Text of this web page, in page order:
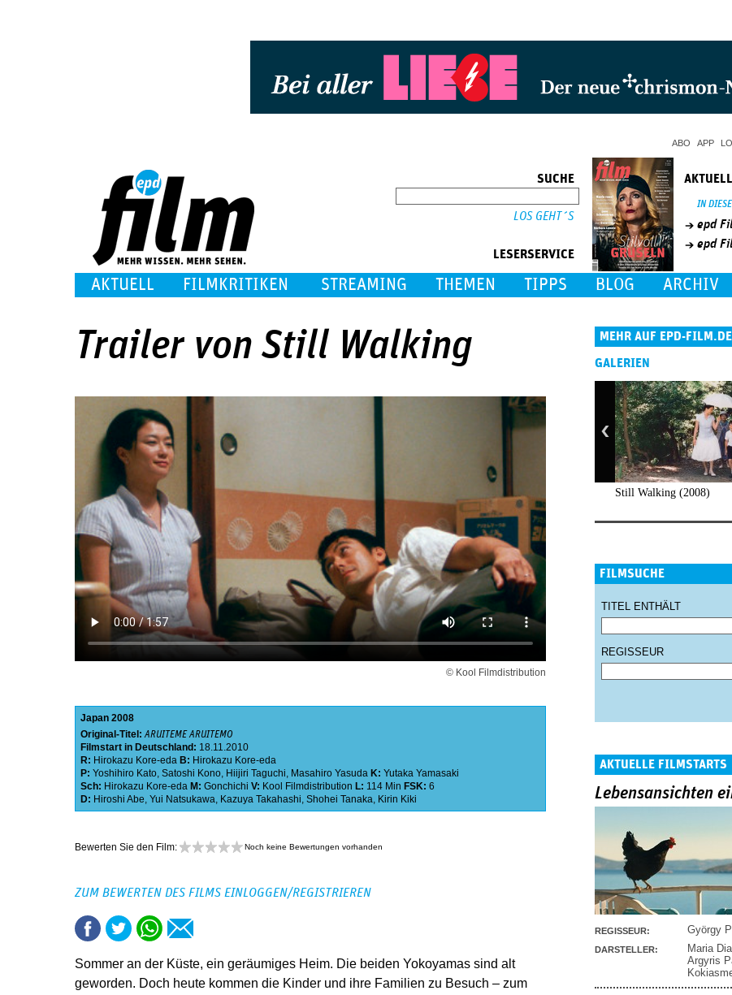
ABO APP
SUCHE
LESERSERVICE
IN
epd
epd
AKTUELL FILMKRITIKEN STREAMING THEMEN TIPPS BLOG ARCHIV
Trailer von Still Walking
© Kool Filmdistribution
Japan 2008
Original-Titel:ARUITEME ARUITEMO
Filmstart in Deutschland: 18.11.2010
R: Hirokazu Kore-eda B: Hirokazu Kore-eda
P: Yoshihiro Kato, Satoshi Kono, Hiijiri Taguchi, Masahiro Yasuda K: Yutaka Yamasaki
Sch: Hirokazu Kore-eda M: Gonchichi V: Kool Filmdistribution L: 114 Min FSK: 6
D: Hiroshi Abe, Yui Natsukawa, Kazuya Takahashi, Shohei Tanaka, Kirin Kiki
Bewerten Sie den Film: Noch keine Bewertungen vorhanden
ZUM BEWERTEN DES FILMS EINLOGGEN/REGISTRIEREN
Sommer an der Küste, ein geräumiges Heim. Die beiden Yokoyamas sind alt
geworden. Doch heute kommen die Kinder und ihre Familien zu Besuch – zum
MEHR AUF EPD-FILM.DE
GALERIEN
Still Walking (2008)
FILMSUCHE
TITEL ENTHÄLT
REGISSEUR
AKTUELLE FILMSTARTS
Lebensansichten
REGISSEUR: György
DARSTELLER: Maria
Argyris